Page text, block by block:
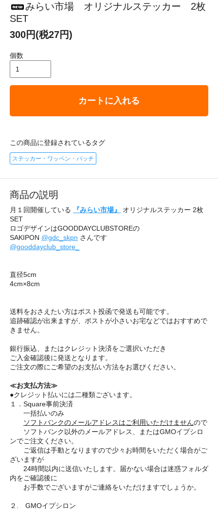
みらい市場 オリジナルステッカー 2枚
SET
300円(税27円)
個数
カートに入れる
この商品に登録されているタグ
ステッカー・ワッペン・バッチ
商品の説明
月１回開催している 『みらい市場』
オリジナルステッカー 2枚
SET
ロゴデザインはGOODDAYCLUBSTOREの
SAKIPON @gdc_skpn さんです
@gooddayclub_store_
直径5cm
4cm×8cm
送料をおさえたい方はポスト投函で発送も可能です。
追跡確認が出来ますが、ポストが小さいお宅などではおすすめで
きません。
銀行振込、またはクレジット決済をご選択いただき
ご入金確認後に発送となります。
ご注文の際にご希望のお支払い方法をお選びください。
≪お支払方法≫
●クレジット払いには二種類ございます。
１．Square事前決済
一括払いのみ
ソフトバンクのメールアドレスはご利用いただけませんので
ソフトバンク以外のメールアドレス、またはGMOイプシロ
ンでご注文ください。
ご返信は手動となりますので少々お時間をいただく場合がご
ざいますが
24時間以内に送信いたします。届かない場合は迷惑フォルダ
内をご確認後に
お手数でございますがご連絡をいただけますでしょうか。
２. GMOイプシロン